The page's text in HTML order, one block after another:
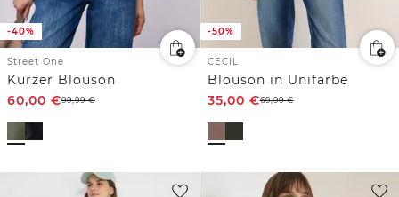
-40%
Street One
Kurzer Blouson
60,00 €99,99€
-50%
CECIL
Blouson in Unifarbe
35,00 €69,99€